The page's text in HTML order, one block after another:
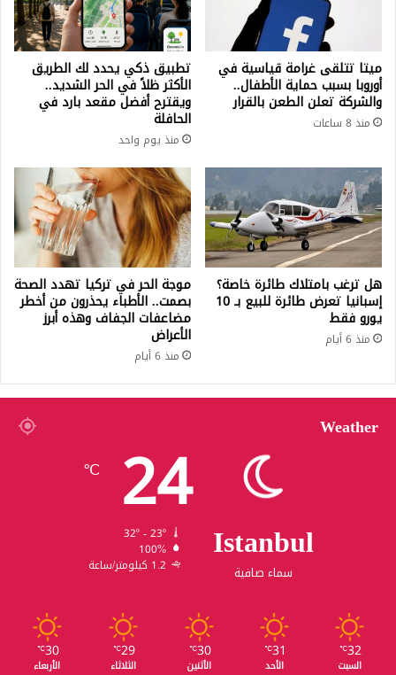
ميتا تتلقى غرامة قياسية في
أوروبا بسبب حماية الأطفال..
والشركة تعلن الطعن بالقرار
منذ 8 ساعات
تطبيق ذكي يحدد لك الطريق
الأكثر ظلاً في الحر الشديد..
ويقترح أفضل مقعد بارد في
الحافلة
منذ يوم واحد
هل ترغب بامتلاك طائرة خاصة؟
إسبانيا تعرض طائرة للبيع بـ 10
يورو فقط
منذ 6 أيام
موجة الحر في تركيا تهدد الصحة
بصمت.. الأطباء يحذرون من أخطر
مضاعفات الجفاف وهذه أبرز
الأعراض
منذ 6 أيام
Weather
Istanbul
سماء صافية
24
℃
32º - 23º
100%
1.2 كيلومتر/ساعة
32
℃
السبت
31
℃
الأحد
30
℃
الأثنين
29
℃
الثلاثاء
30
℃
الأربعاء